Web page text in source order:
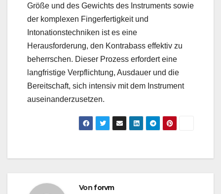
Größe und des Gewichts des Instruments sowie
der komplexen Fingerfertigkeit und
Intonationstechniken ist es eine
Herausforderung, den Kontrabass effektiv zu
beherrschen. Dieser Prozess erfordert eine
langfristige Verpflichtung, Ausdauer und die
Bereitschaft, sich intensiv mit dem Instrument
auseinanderzusetzen.
Vonforvm